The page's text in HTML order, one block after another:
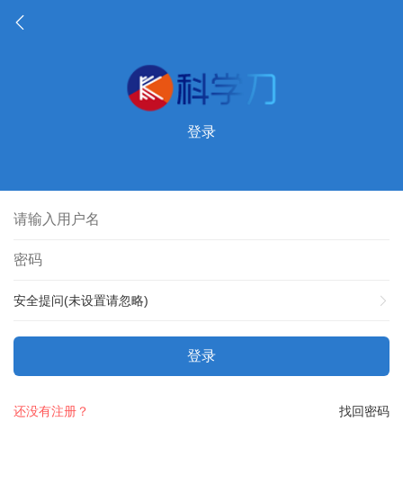
登录
安全提问(未设置请忽略)
登录
找回密码
还没有注册？